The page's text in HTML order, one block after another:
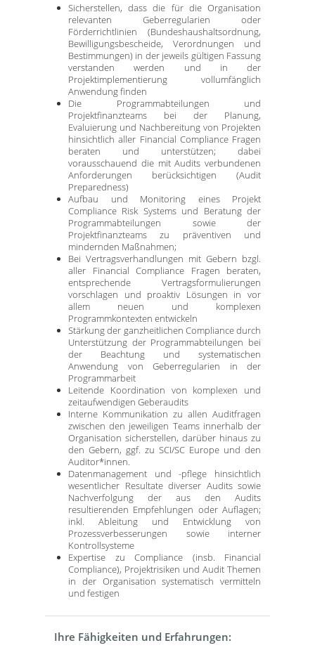
Sicherstellen, dass die für die Organisation
relevanten Geberregularien oder
Förderrichtlinien (Bundeshaushaltsordnung,
Bewilligungsbescheide, Verordnungen und
Bestimmungen) in der jeweils gültigen Fassung
verstanden werden und in der
Projektimplementierung vollumfänglich
Anwendung finden
Die Programmabteilungen und
Projektfinanzteams bei der Planung,
Evaluierung und Nachbereitung von Projekten
hinsichtlich aller Financial Compliance Fragen
beraten und unterstützen; dabei
vorausschauend die mit Audits verbundenen
Anforderungen berücksichtigen (Audit
Preparedness)
Aufbau und Monitoring eines Projekt
Compliance Risk Systems und Beratung der
Programmabteilungen sowie der
Projektfinanzteams zu präventiven und
mindernden Maßnahmen;
Bei Vertragsverhandlungen mit Gebern bzgl.
aller Financial Compliance Fragen beraten,
entsprechende Vertragsformulierungen
vorschlagen und proaktiv Lösungen in vor
allem neuen und komplexen
Programmkontexten entwickeln
Stärkung der ganzheitlichen Compliance durch
Unterstützung der Programmabteilungen bei
der Beachtung und systematischen
Anwendung von Geberregularien in der
Programmarbeit
Leitende Koordination von komplexen und
zeitaufwendigen Geberaudits
Interne Kommunikation zu allen Auditfragen
zwischen den jeweiligen Teams innerhalb der
Organisation sicherstellen, darüber hinaus zu
den Gebern, ggf. zu SCI/SC Europe und den
Auditor*innen.
Datenmanagement und -pflege hinsichtlich
wesentlicher Resultate diverser Audits sowie
Nachverfolgung der aus den Audits
resultierenden Empfehlungen oder Auflagen;
inkl. Ableitung und Entwicklung von
Prozessverbesserungen sowie interner
Kontrollsysteme
Expertise zu Compliance (insb. Financial
Compliance), Projektrisiken und Audit Themen
in der Organisation systematisch vermitteln
und festigen
Ihre Fähigkeiten und Erfahrungen: